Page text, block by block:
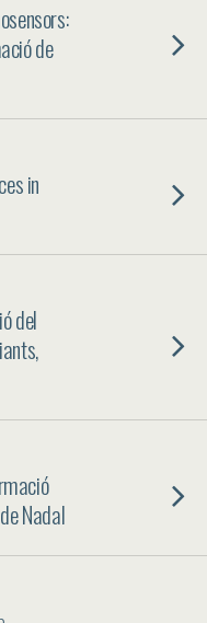
de
in
del
Nadal